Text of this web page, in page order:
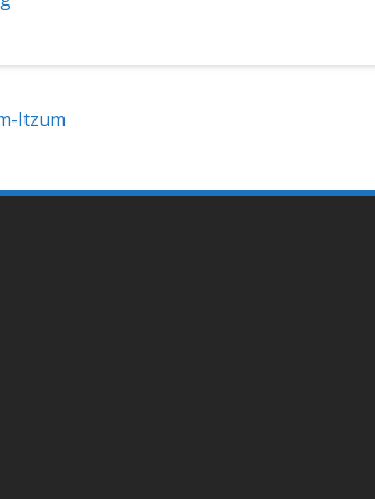
Itzum